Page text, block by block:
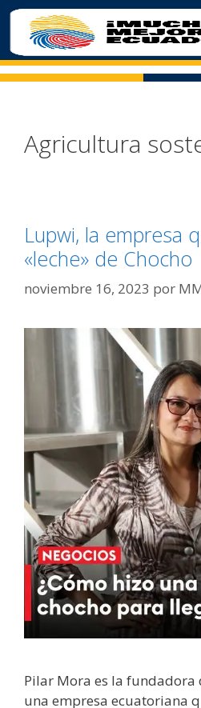
Agricultura
Lupwi, la empresa
«leche» de Chocho
noviembre 16, 2023 por
Pilar Mora es la fundadora
una empresa ecuatoriana